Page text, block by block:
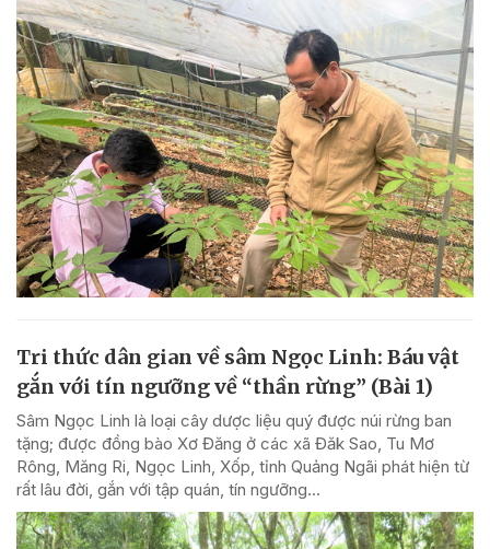
Tri thức dân gian về sâm Ngọc Linh: Báu vật
gắn với tín ngưỡng về “thần rừng” (Bài 1)
Sâm Ngọc Linh là loại cây dược liệu quý được núi rừng ban
tặng; được đồng bào Xơ Đăng ở các xã Đăk Sao, Tu Mơ
Rông, Măng Ri, Ngọc Linh, Xốp, tỉnh Quảng Ngãi phát hiện từ
rất lâu đời, gắn với tập quán, tín ngưỡng...